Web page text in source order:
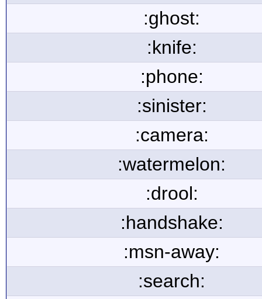
:ghost:
:knife:
:phone:
:sinister:
:camera:
:watermelon:
:drool:
:handshake:
:msn-away:
:search: